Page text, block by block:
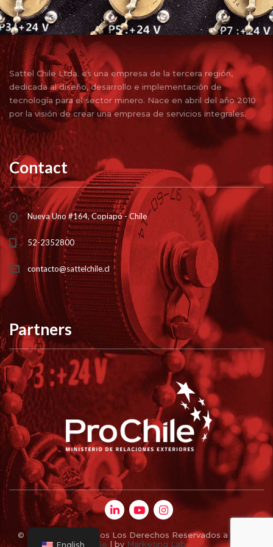
Sattel Chile Ltda. es una empresa de la tercera región,
dedicada al diseño, desarrollo e implementación de
tecnología para el sector minero. Nace en abril del año 2010
por la visión de crear una empresa de servicios integrales.
Contact
Nueva Uno #164, Copiapó - Chile
52-2352800
contacto@sattelchile.cl
Partners
© 2010 - 2026 | Todos Los Derechos Reservados a
Chile | byMarketing Lab
English